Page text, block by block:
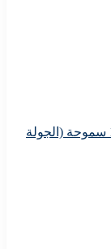
شاهد “فيديو” أهداف مباراة بيراميدز 2 – 1 سموحة (الجولة